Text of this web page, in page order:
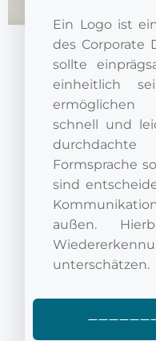
Ein Logo ist
des Corporate
sollte
einheitlich
schnell und
Formsprache
sind
außen.
unterschätzen.